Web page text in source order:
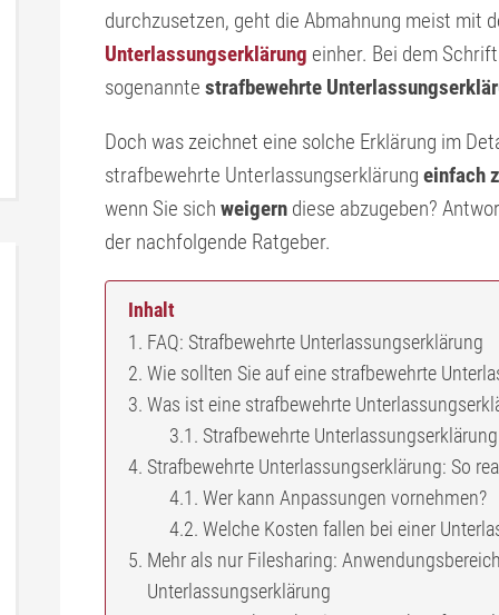
durchzusetzen, geht die Abmahnung meist mit
Unterlassungserklärung einher. Bei dem
sogenannte strafbewehrte
Doch was zeichnet eine solche Erklärung im
strafbewehrte Unterlassungserklärung einfach
wenn Sie sich weigern diese abzugeben?
der nachfolgende Ratgeber.
Inhalt
FAQ: Strafbewehrte Unterlassungserklärung
Wie sollten Sie auf eine strafbewehrte
Was ist eine strafbewehrte
Strafbewehrte
Strafbewehrte Unterlassungserklärung: So
Wer kann Anpassungen vornehmen?
Welche Kosten fallen bei einer
Mehr als nur Filesharing:
Unterlassungserklärung